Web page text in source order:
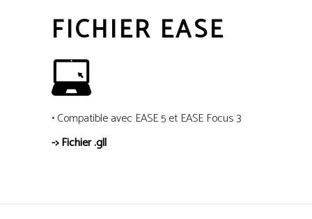
FICHIER EASE
• Compatible avec EASE 5 et EASE Focus 3
-> Fichier .gll